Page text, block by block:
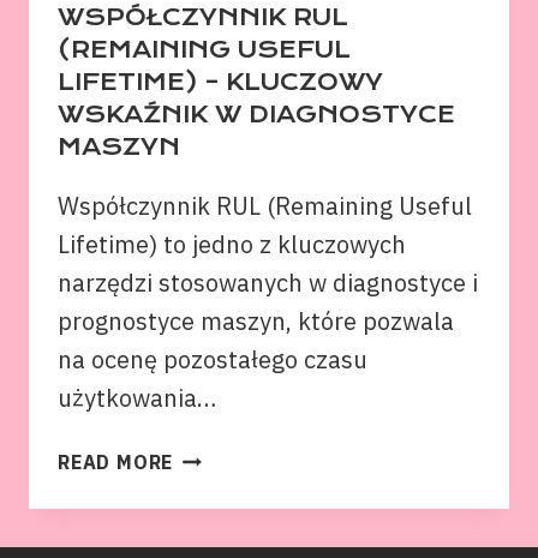
WSPÓŁCZYNNIK RUL
(REMAINING USEFUL
LIFETIME) – KLUCZOWY
WSKAŹNIK W DIAGNOSTYCE
MASZYN
Współczynnik RUL (Remaining Useful
Lifetime) to jedno z kluczowych
narzędzi stosowanych w diagnostyce i
prognostyce maszyn, które pozwala
na ocenę pozostałego czasu
użytkowania…
READ MORE WSPÓŁCZYNNIK
(REMAINING
USEFUL